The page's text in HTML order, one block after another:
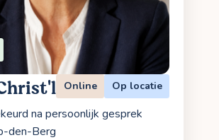
Online Op locatie
na persoonlijk gesprek
den-Berg